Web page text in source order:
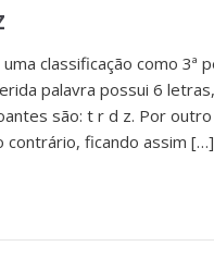
classificação como 3ª
palavra possui 6
são: t r d z. Por
contrário, ficando assim […]